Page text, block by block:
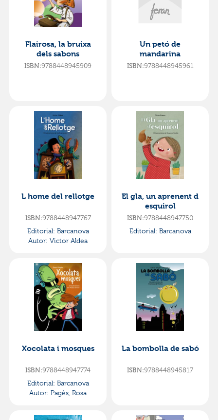
Flairosa, la bruixa
dels sabons
ISBN:9788448945909
Un petó de
mandarina
ISBN:9788448945961
L home del rellotge
ISBN:9788448947767
Editorial: Barcanova
Autor: Victor Aldea
El gla, un aprenent d
esquirol
ISBN:9788448947750
Editorial: Barcanova
Xocolata i mosques
ISBN:9788448947774
Editorial: Barcanova
Autor: Pagès, Rosa
La bombolla de sabó
ISBN:9788448945817